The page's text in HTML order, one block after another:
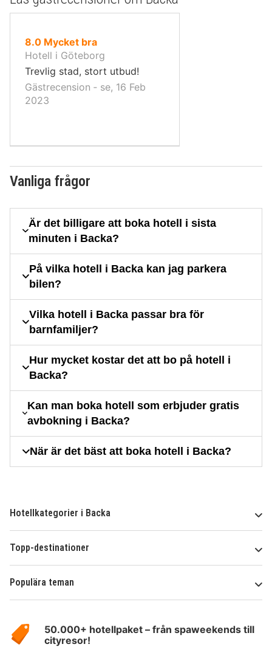
8.0av
10,
Mycket bra
Hotell i Göteborg
Trevlig stad, stort utbud!
Gästrecension ‐ se, 16 Feb
2023
Vanliga frågor
Är det billigare att boka hotell i sista
minuten i Backa?
På vilka hotell i Backa kan jag parkera
bilen?
Vilka hotell i Backa passar bra för
barnfamiljer?
Hur mycket kostar det att bo på hotell i
Backa?
Kan man boka hotell som erbjuder gratis
avbokning i Backa?
När är det bäst att boka hotell i Backa?
Hotellkategorier i Backa
Topp-destinationer
Populära teman
HotelSpecials50.000+ hotellpaket – från spaweekends till
cityresor!